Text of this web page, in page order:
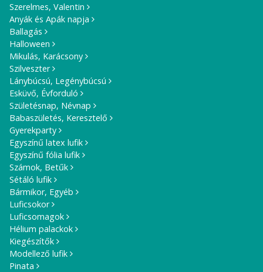
Szerelmes, Valentin
Anyák és Apák napja
Ballagás
Halloween
Mikulás, Karácsony
Szilveszter
Lánybúcsú, Legénybúcsú
Esküvő, Évforduló
Születésnap, Névnap
Babaszületés, Keresztelő
Gyerekparty
Egyszínű latex lufik
Egyszínű fólia lufik
Számok, Betűk
Sétáló lufik
Bármikor, Egyéb
Luficsokor
Luficsomagok
Hélium palackok
Kiegészítők
Modellező lufik
Pinata